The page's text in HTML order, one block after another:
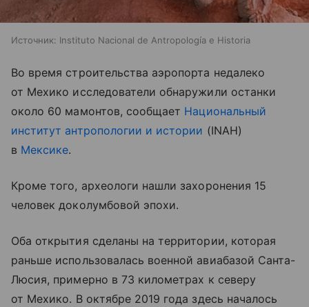
Источник: Instituto Nacional de Antropología e Historia
Во время строительства аэропорта недалеко
от Мехико исследователи обнаружили останки
около 60 мамонтов, сообщает Национальный
институт антропологии и истории (INAH)
в Мексике.
Кроме того, археологи нашли захоронения 15
человек доколумбовой эпохи.
Оба открытия сделаны на территории, которая
раньше использовалась военной авиабазой Санта-
Люсия, примерно в 73 километрах к северу
от Мехико. В октябре 2019 года здесь началось